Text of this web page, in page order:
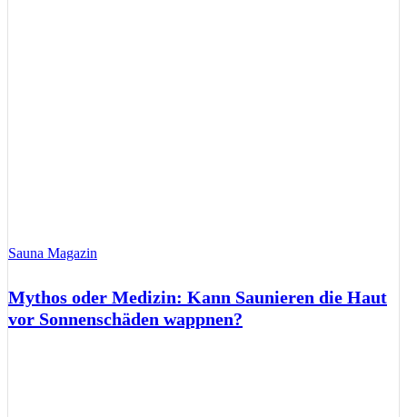
Sauna Magazin
Mythos oder Medizin: Kann Saunieren die Haut
vor Sonnenschäden wappnen?